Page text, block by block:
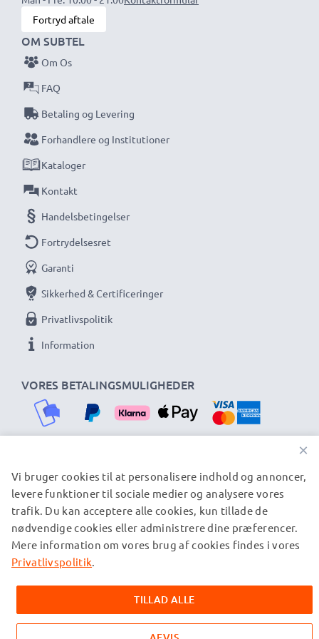
Hvert CELLONIC batteri gennemgår streng
testning for at sikre høj ydeevne og langvarig
strøm. Bestil nu for hurtig levering og 3-års
garanti!
Fortryd aftale
VORES BETALINGSMULIGHEDER
OM SUBTEL
Om Os
FAQ
Betaling og Levering
Forhandlere og Institutioner
Kataloger
Kontakt
Handelsbetingelser
Fortrydelsesret
Garanti
Sikkerhed & Certificeringer
Privatlivspolitik
Information
VORES FORSENDELSESPARTNERE
© subtel.dk 2026
Alle priser er inklusive moms og eksklusive
forsendelsesomkostninger. Bemærk venligst, at alle viste
ejere og er nævnt på vores websider udelukkende for at give
oplysninger om vores produkter.
×
Vi bruger cookies til at personalisere indhold og annoncer,
levere funktioner til sociale medier og analysere vores
trafik. Du kan acceptere alle cookies, kun tillade de
nødvendige cookies eller administrere dine præferencer.
Mere information om vores brug af cookies findes i vores
Privatlivspolitik.
TILLAD ALLE